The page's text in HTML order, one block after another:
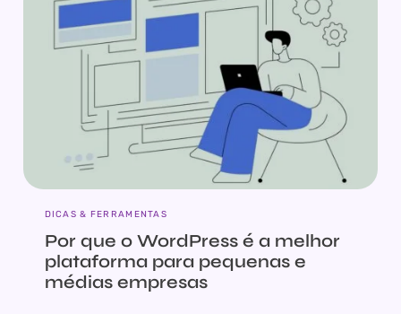
DICAS & FERRAMENTAS
Por que o WordPress é a melhor
plataforma para pequenas e
médias empresas